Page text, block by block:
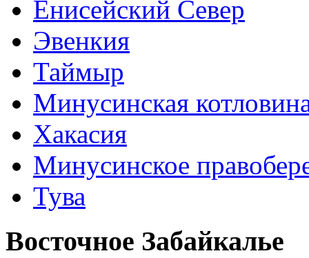
Енисейский Север
Эвенкия
Таймыр
Минусинская
Хакасия
Минусинское
Тува
Восточное Забайкалье